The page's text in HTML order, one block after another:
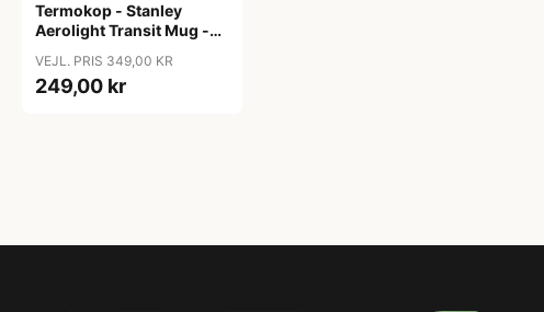
Termokop - Stanley
Aerolight Transit Mug -
VEJL. PRIS 349,00 KR
249,00 kr